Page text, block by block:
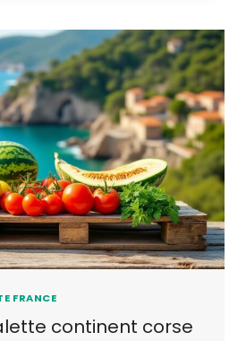
FRANCE
continent corse